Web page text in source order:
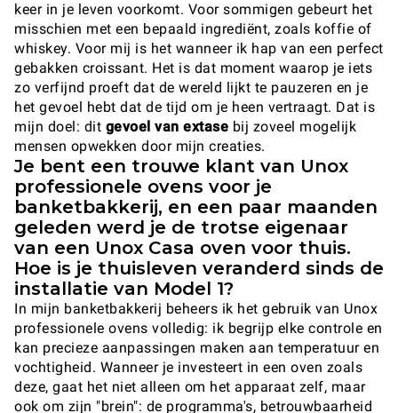
keer in je leven voorkomt. Voor sommigen gebeurt het
misschien met een bepaald ingrediënt, zoals koffie of
whiskey. Voor mij is het wanneer ik hap van een perfect
gebakken croissant. Het is dat moment waarop je iets
zo verfijnd proeft dat de wereld lijkt te pauzeren en je
het gevoel hebt dat de tijd om je heen vertraagt. Dat is
mijn doel: dit gevoel van extase bij zoveel mogelijk
mensen opwekken door mijn creaties.
Je bent een trouwe klant van Unox
professionele ovens voor je
banketbakkerij, en een paar maanden
geleden werd je de trotse eigenaar
van een Unox Casa oven voor thuis.
Hoe is je thuisleven veranderd sinds de
installatie van Model 1?
In mijn banketbakkerij beheers ik het gebruik van Unox
professionele ovens volledig: ik begrijp elke controle en
kan precieze aanpassingen maken aan temperatuur en
vochtigheid. Wanneer je investeert in een oven zoals
deze, gaat het niet alleen om het apparaat zelf, maar
ook om zijn "brein": de programma's, betrouwbaarheid